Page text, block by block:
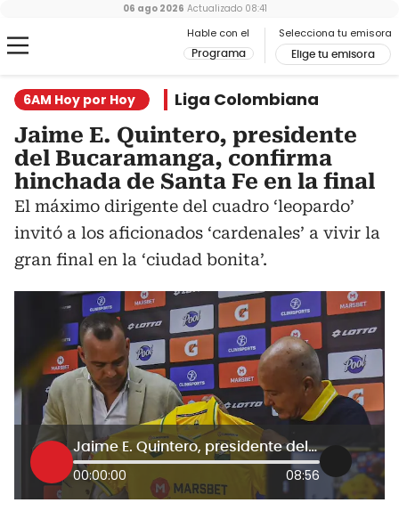
Hable con el
Programa
Selecciona tu emisora
Elige tu emisora
06 ago 2026 Actualizado 08:41
6AM Hoy por Hoy Liga Colombiana
Jaime E. Quintero, presidente
del Bucaramanga, confirma
hinchada de Santa Fe en la final
El máximo dirigente del cuadro ‘leopardo’
invitó a los aficionados ‘cardenales’ a vivir la
gran final en la ‘ciudad bonita’.
Jaime E. Quintero, presidente del Bucaramanga, confirma hinchada de Santa Fe en la final
00:00:00 08:56